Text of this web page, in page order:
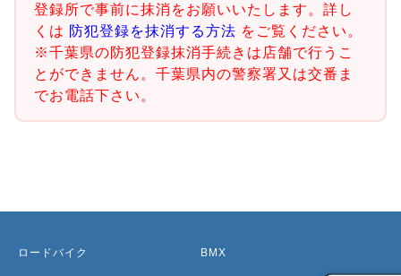
登録所で事前に抹消をお願いいたします。詳し
くは 防犯登録を抹消する方法 をご覧ください。
※千葉県の防犯登録抹消手続きは店舗で行うこ
とができません。千葉県内の警察署又は交番ま
でお電話下さい。
ロードバイク BMX